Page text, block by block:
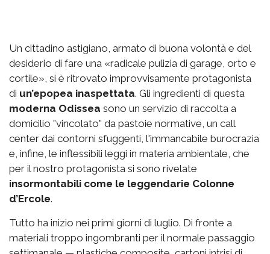
Un cittadino astigiano, armato di buona volontà e del
desiderio di fare una «radicale pulizia di garage, orto e
cortile», si è ritrovato improvvisamente protagonista
di un’epopea inaspettata. Gli ingredienti di questa
moderna Odissea sono un servizio di raccolta a
domicilio "vincolato" da pastoie normative, un call
center dai contorni sfuggenti, l'immancabile burocrazia
e, infine, le inflessibili leggi in materia ambientale, che
per il nostro protagonista si sono rivelate
insormontabili come le leggendarie Colonne
d’Ercole.
Tutto ha inizio nei primi giorni di luglio. Di fronte a
materiali troppo ingombranti per il normale passaggio